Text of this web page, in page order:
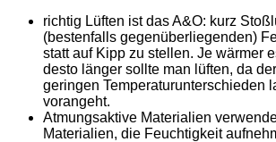
richtig Lüften ist das A&O: kurz
(bestenfalls gegenüberliegenden)
statt auf Kipp zu stellen. Je wärmer
desto länger sollte man lüften, da
geringen Temperaturunterschieden
vorangeht.
Atmungsaktive Materialien
Materialien, die Feuchtigkeit